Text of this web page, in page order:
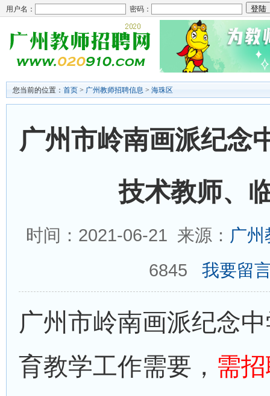
用户名： 密码：
您当前的位置： 首页 > 广州教师招聘信息 > 海珠区
广州市岭南画派纪念
技术教师、
时间：2021-06-21 来源： 广
6845 我要留
广州市岭南画派纪念
育教学工作需要， 需